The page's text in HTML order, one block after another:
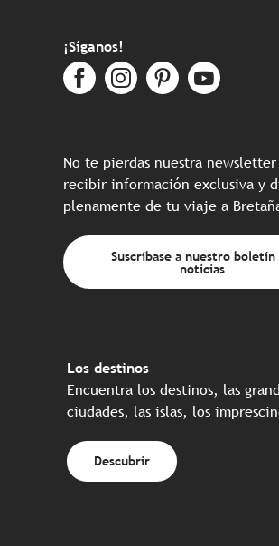
¡Síganos!
No te pierdas nuestra newsletter
recibir información exclusiva y
plenamente de tu viaje a
Suscríbase a nuestro boletín
noticias
Los destinos
Encuentra los destinos, las
ciudades, las islas, los
Descubrir